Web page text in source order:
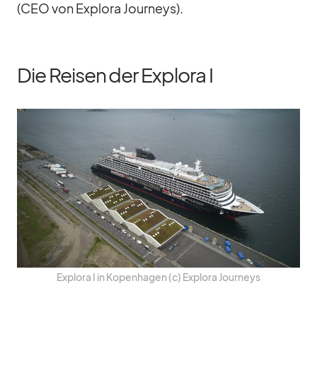
(CEO von Ex­plora Jour­neys).
Die Reisen der Explora I
Ex­plora I in Ko­pen­ha­gen (c) Ex­plora Jour­neys